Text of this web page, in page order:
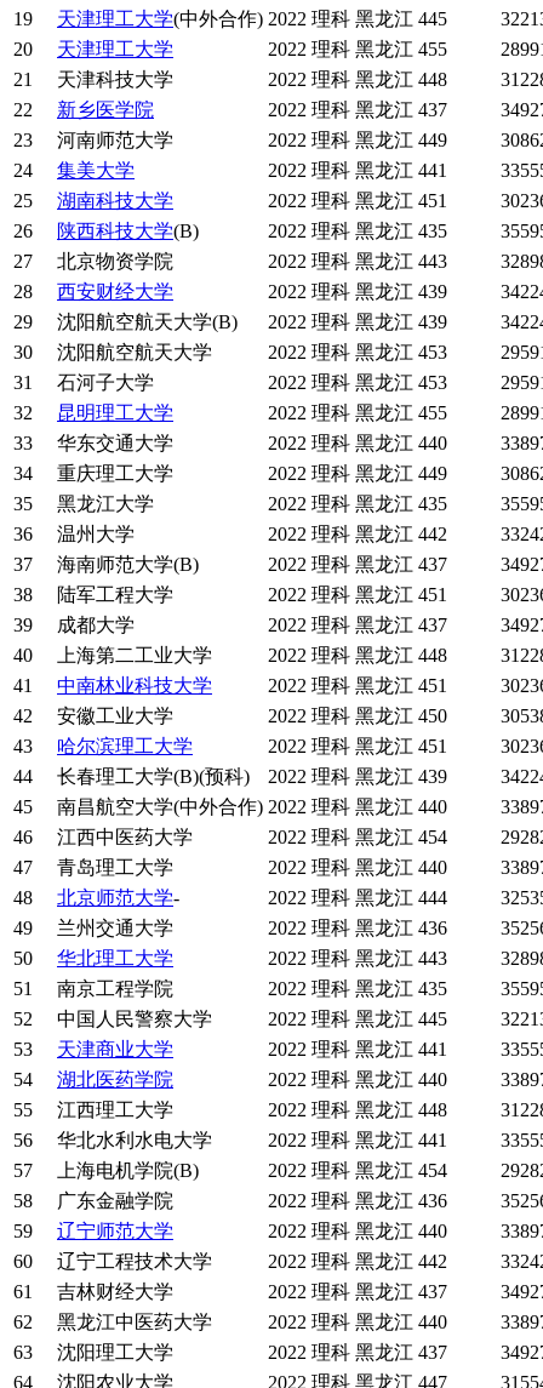
19
天津理工大学(中外合作) 2022 理科 黑龙江 445
20
天津理工大学 2022 理科 黑龙江 455
21
天津科技大学 2022 理科 黑龙江 448
22
新乡医学院 2022 理科 黑龙江 437
23
河南师范大学 2022 理科 黑龙江 449
24
集美大学 2022 理科 黑龙江 441
25
湖南科技大学 2022 理科 黑龙江 451
26
陕西科技大学(B) 2022 理科 黑龙江 435
27
北京物资学院 2022 理科 黑龙江 443
28
西安财经大学 2022 理科 黑龙江 439
29
沈阳航空航天大学(B) 2022 理科 黑龙江 439
30
沈阳航空航天大学 2022 理科 黑龙江 453
31
石河子大学 2022 理科 黑龙江 453
32
昆明理工大学 2022 理科 黑龙江 455
33
华东交通大学 2022 理科 黑龙江 440
34
重庆理工大学 2022 理科 黑龙江 449
35
黑龙江大学 2022 理科 黑龙江 435
36
温州大学 2022 理科 黑龙江 442
37
海南师范大学(B) 2022 理科 黑龙江 437
38
陆军工程大学 2022 理科 黑龙江 451
39
成都大学 2022 理科 黑龙江 437
40
上海第二工业大学 2022 理科 黑龙江 448
41
中南林业科技大学 2022 理科 黑龙江 451
42
安徽工业大学 2022 理科 黑龙江 450
43
哈尔滨理工大学 2022 理科 黑龙江 451
44
长春理工大学(B)(预科) 2022 理科 黑龙江 439
45
南昌航空大学(中外合作) 2022 理科 黑龙江 440
46
江西中医药大学 2022 理科 黑龙江 454
47
青岛理工大学 2022 理科 黑龙江 440
48
北京师范大学- 2022 理科 黑龙江 444
49
兰州交通大学 2022 理科 黑龙江 436
50
华北理工大学 2022 理科 黑龙江 443
51
南京工程学院 2022 理科 黑龙江 435
52
中国人民警察大学 2022 理科 黑龙江 445
53
天津商业大学 2022 理科 黑龙江 441
54
湖北医药学院 2022 理科 黑龙江 440
55
江西理工大学 2022 理科 黑龙江 448
56
华北水利水电大学 2022 理科 黑龙江 441
57
上海电机学院(B) 2022 理科 黑龙江 454
58
广东金融学院 2022 理科 黑龙江 436
59
辽宁师范大学 2022 理科 黑龙江 440
60
辽宁工程技术大学 2022 理科 黑龙江 442
61
吉林财经大学 2022 理科 黑龙江 437
62
黑龙江中医药大学 2022 理科 黑龙江 440
63
沈阳理工大学 2022 理科 黑龙江 437
64
沈阳农业大学 2022 理科 黑龙江 447